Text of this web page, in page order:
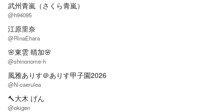
武州青嵐（さくら青嵐）
@h94095
江原里奈
@RinaEhara
🌸東雲 晴加🌸
@shinonome-h
風雅ありす＠ありす甲子園2026
@N-caerulea
🔨大木 げん
@okigen